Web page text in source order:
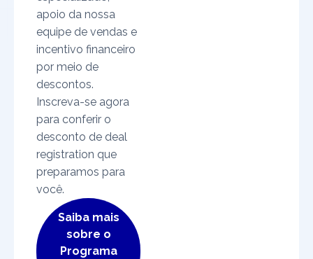
apoio da nossa
equipe de vendas e
incentivo financeiro
por meio de
descontos.
Inscreva-se agora
para conferir o
desconto de deal
registration que
preparamos para
você.
Saiba mais
sobre o
Programa